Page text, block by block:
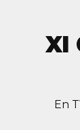
XI
En